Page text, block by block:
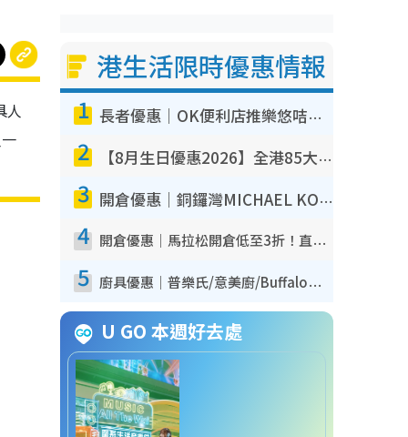
人
港生活限時優惠情報
1 長者優惠｜OK便利店推樂悠咭優惠！買麵包/牛奶/保健品拍卡即減
2 【8月生日優惠2026】全港85大食買玩著數攻略 自助餐/火鍋放題同行免費＋誠品/DONKI送現金券
3 開倉優惠｜銅鑼灣MICHAEL KORS開倉低至17折！直擊$500起買手袋/銀包/鞋款 必買經典Jet Set系列
4 開倉優惠｜馬拉松開倉低至3折！直擊$99起買adidas／New Balance／Puma鞋款 STANLEY保溫杯劈價至$119起
5 廚具優惠｜普樂氏/意美廚/Buffalo廚具低至3折！$89起買煎鍋／炒鑊／個人鍋 同場小家電激減至$99起
U GO 本週好去處